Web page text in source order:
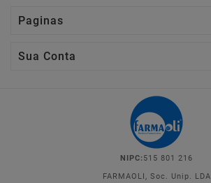
Paginas
Sua Conta
NIPC: 515 801 216
FARMAOLI, Soc. Unip. LDA